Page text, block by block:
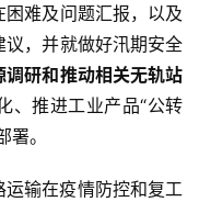
难及问题汇报，以及
，并就做好汛期安全
调研和推动相关无轨站
、推进工业产品“公转
。
输在疫情防控和复工